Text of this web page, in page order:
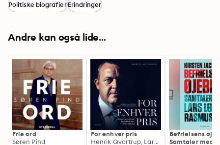
Politiske biografierErindringer
Andre kan også lide...
Frie ord
Søren Pind
For enhver pris
Henrik Qvortrup, Lars Trier Mogensen
Befrielsens
Samtaler med